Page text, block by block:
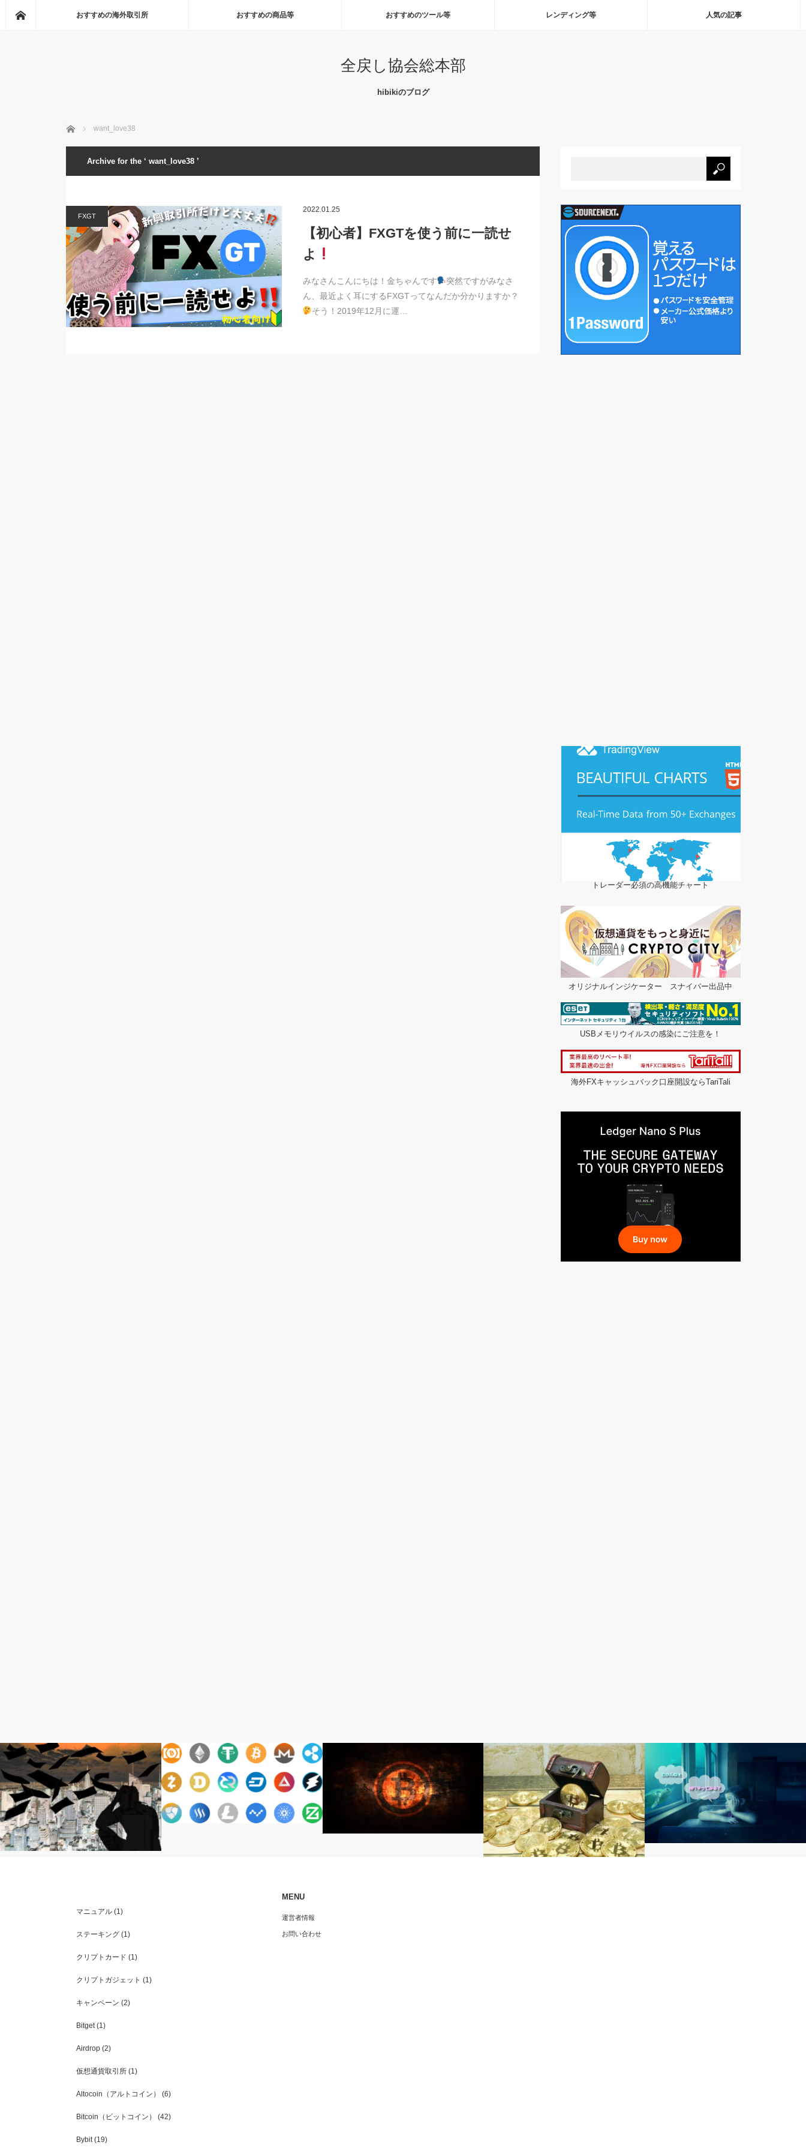
おすすめの海外取引所 おすすめの商品等 おすすめのツール等 レンディング等 人気の記事
全戻し協会総本部
hibikiのブログ
Home want_love38
Archive for the ‘ want_love38 ’
FXGT
2022.01.25
【初心者】FXGTを使う前に一読せ
よ
みなさんこんにちは！金ちゃんです
突然ですがみなさ
ん、最近よく耳にするFXGTってなんだか分かりますか？
そう！2019年12月に運…
トレーダー必須の高機能チャート
オリジナルインジケーター スナイパー出品中
USBメモリウイルスの感染にご注意を！
海外FXキャッシュバック口座開設ならTariTali
2020/3/17 なにをしても売られる相場
マニュアル(1)
ステーキング(1)
クリプトカード (1)
クリプトガジェット (1)
キャンペーン (2)
Bitget(1)
Airdrop(2)
仮想通貨取引所(1)
Altocoin（アルトコイン） (6)
Bitcoin（ビットコイン） (42)
Bybit(19)
MENU
運営者情報
お問い合わせ